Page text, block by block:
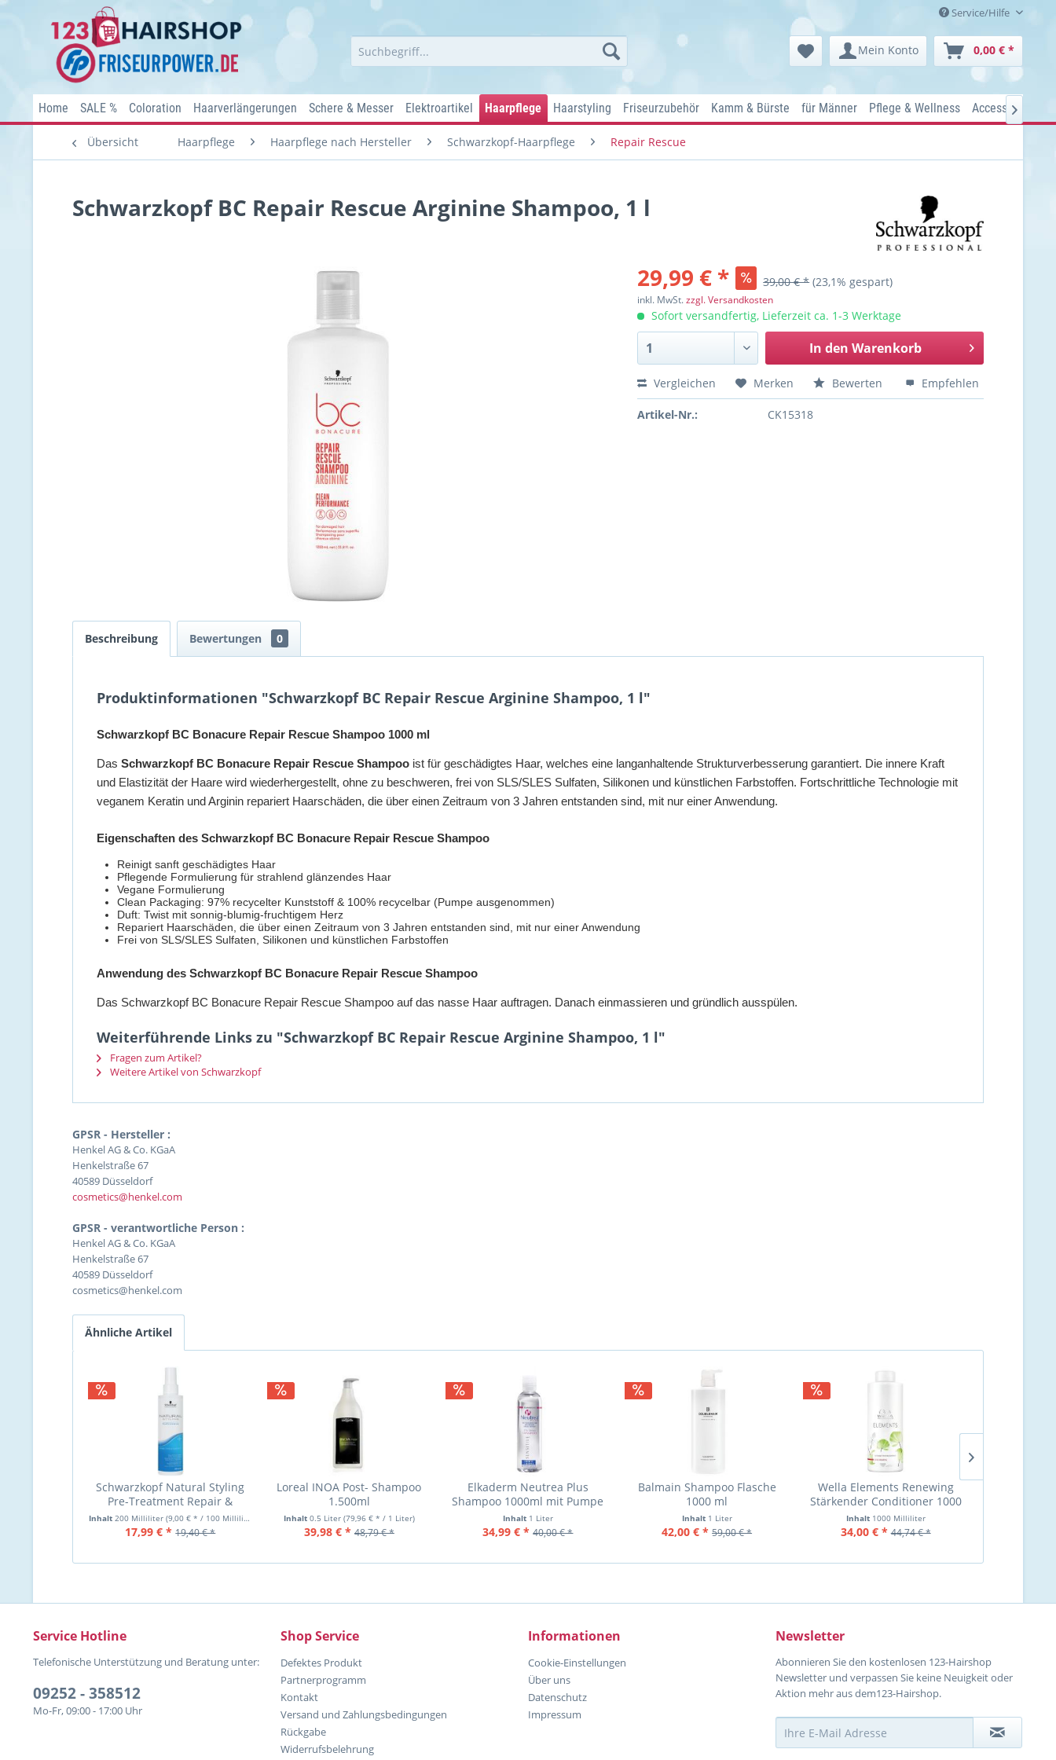
Service/Hilfe
Mein Konto 0,00 € *
Home SALE % Coloration Haarverlängerungen Schere & Messer Elektroartikel Haarpflege Haarstyling Friseurzubehör Kamm & Bürste für Männer Pflege & Wellness Accessoires

Übersicht Haarpflege Haarpflege nach Hersteller Schwarzkopf-Haarpflege Repair Rescue
Schwarzkopf BC Repair Rescue Arginine Shampoo, 1 l
29,99 € * 39,00 € * (23,1% gespart)
inkl. MwSt.zzgl. Versandkosten
Sofort versandfertig, Lieferzeit ca. 1-3 Werktage
In den Warenkorb
Vergleichen Merken Bewerten Empfehlen
Artikel-Nr.: CK15318
Beschreibung Bewertungen 0
Produktinformationen "Schwarzkopf BC Repair Rescue Arginine Shampoo, 1 l"
Schwarzkopf BC Bonacure Repair Rescue Shampoo 1000 ml
Das Schwarzkopf BC Bonacure Repair Rescue Shampoo ist für geschädigtes Haar, welches eine langanhaltende Strukturverbesserung garantiert. Die innere Kraft
und Elastizität der Haare wird wiederhergestellt, ohne zu beschweren, frei von SLS/SLES Sulfaten, Silikonen und künstlichen Farbstoffen. Fortschrittliche Technologie mit
veganem Keratin und Arginin repariert Haarschäden, die über einen Zeitraum von 3 Jahren entstanden sind, mit nur einer Anwendung.
Eigenschaften des Schwarzkopf BC Bonacure Repair Rescue Shampoo
Reinigt sanft geschädigtes Haar
Pflegende Formulierung für strahlend glänzendes Haar
Vegane Formulierung
Clean Packaging: 97% recycelter Kunststoff & 100% recycelbar (Pumpe ausgenommen)
Duft: Twist mit sonnig-blumig-fruchtigem Herz
Repariert Haarschäden, die über einen Zeitraum von 3 Jahren entstanden sind, mit nur einer Anwendung
Frei von SLS/SLES Sulfaten, Silikonen und künstlichen Farbstoffen
Anwendung des Schwarzkopf BC Bonacure Repair Rescue Shampoo
Das Schwarzkopf BC Bonacure Repair Rescue Shampoo auf das nasse Haar auftragen. Danach einmassieren und gründlich ausspülen.
Weiterführende Links zu "Schwarzkopf BC Repair Rescue Arginine Shampoo, 1 l"
Fragen zum Artikel?
Weitere Artikel von Schwarzkopf
GPSR - Hersteller :
Henkel AG & Co. KGaA
Henkelstraße 67
40589 Düsseldorf
cosmetics@henkel.com
GPSR - verantwortliche Person :
Henkel AG & Co. KGaA
Henkelstraße 67
40589 Düsseldorf
cosmetics@henkel.com
Ähnliche Artikel
Schwarzkopf Natural Styling
Pre-Treatment Repair &
Protect, 200m
Inhalt 200 Milliliter (9,00 € * / 100 Milliliter)
17,99 € * 19,40 € *
Loreal INOA Post- Shampoo
1.500ml
Inhalt 0.5 Liter (79,96 € * / 1 Liter)
39,98 € * 48,79 € *
Elkaderm Neutrea Plus
Shampoo 1000ml mit Pumpe
Inhalt 1 Liter
34,99 € * 40,00 € *
Balmain Shampoo Flasche
1000 ml
Inhalt 1 Liter
42,00 € * 59,00 € *
Wella Elements Renewing
Stärkender Conditioner 1000
ml
Inhalt 1000 Milliliter
34,00 € * 44,74 € *
Service Hotline
Telefonische Unterstützung und Beratung unter:
09252 - 358512
Mo-Fr, 09:00 - 17:00 Uhr
Shop Service
Defektes Produkt
Partnerprogramm
Kontakt
Versand und Zahlungsbedingungen
Rückgabe
Widerrufsbelehrung
Informationen
Cookie-Einstellungen
Über uns
Datenschutz
Impressum
Newsletter
Abonnieren Sie den kostenlosen 123-Hairshop
Newsletter und verpassen Sie keine Neuigkeit oder
Aktion mehr aus dem123-Hairshop.